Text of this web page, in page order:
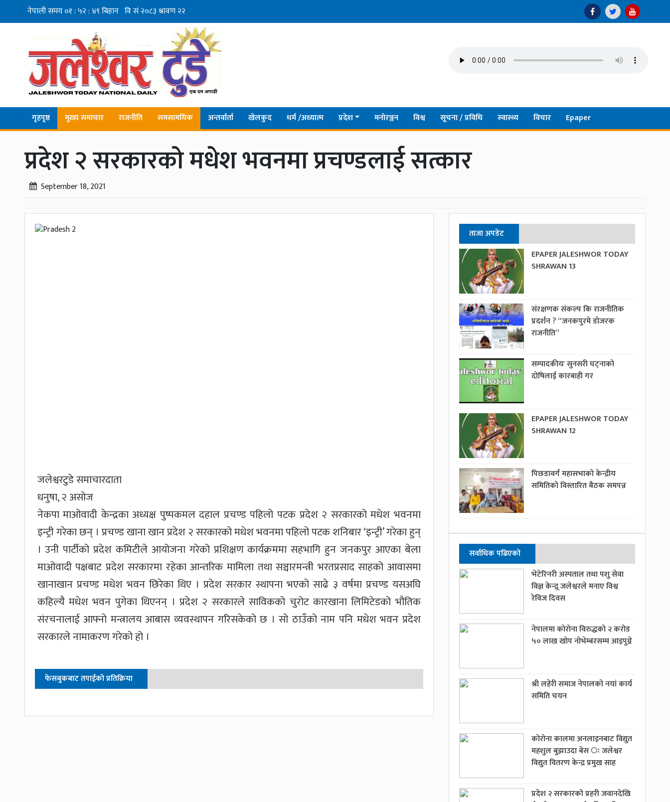
गृहपृष्ठ मुख्य समाचार राजनीति समसामयिक अन्तर्वार्ता खेलकुद धर्म /अध्यात्म प्रदेश मनोरञ्जन विश्व सूचना / प्रविधि स्वास्थ्य विचार Epaper
प्रदेश २ सरकारको मधेश भवनमा प्रचण्डलाई सत्कार
September 18, 2021
जलेश्वरटुडे समाचारदाता
धनुषा, २ असोज
नेकपा माओवादी केन्द्रका अध्यक्ष पुष्पकमल दहाल प्रचण्ड पहिलो पटक प्रदेश २ सरकारको मधेश भवनमा
इन्ट्री गरेका छन् । प्रचण्ड खाना खान प्रदेश २ सरकारको मधेश भवनमा पहिलो पटक शनिबार ‘इन्ट्री’ गरेका हुन्
। उनी पार्टीको प्रदेश कमिटीले आयोजना गरेको प्रशिक्षण कार्यक्रममा सहभागि हुन जनकपुर आएका बेला
माओवादी पक्षबाट प्रदेश सरकारमा रहेका आन्तरिक मामिला तथा सञ्चारमन्त्री भरतप्रसाद साहको आवासमा
खानाखान प्रचण्ड मधेश भवन छिरेका थिए । प्रदेश सरकार स्थापना भएको साढे ३ वर्षमा प्रचण्ड यसअघि
कहिल्यै मधेश भवन पुगेका थिएनन् । प्रदेश २ सरकारले साविकको चुरोट कारखाना लिमिटेडको भौतिक
संरचनालाई आफ्नो मन्त्रालय आबास व्यवस्थापन गरिसकेको छ । सो ठाउँको नाम पनि मधेश भवन प्रदेश
सरकारले नामाकरण गरेको हो ।
फेसबुकबाट तपाईको प्रतिक्रिया
ताजा अपडेट
EPAPER JALESHWOR TODAY
SHRAWAN 13
संरक्षणक संकल्प कि राजनीतिक
प्रदर्शन ? “जनकपुरमे डोजरक
राजनीति”
सम्पादकीयः सुनसरी घट्नाको
दोषिलाई कारबाही गर
EPAPER JALESHWOR TODAY
SHRAWAN 12
पिछडावर्ग महासभाको केन्द्रीय
समितिको विस्तारित बैठक समपन्न
सर्वाधिक पढिएको
भेटेरिनरी अस्पताल तथा पशु सेवा
विज्ञ केन्द्र्र जलेश्वरले मनाए विश्व
रेविज दिवस
नेपालमा कोरोना विरुद्धको २ करोड
५० लाख खोप नोभेम्बरसम्म आइपुग्ने
श्री लहेरी समाज नेपालको नयां कार्य
समिति चयन
कोरोना कालमा अनलाइनबाट विद्युत
महशुल बुझाउदा बेस ः जलेश्वर
विद्युत वितरण केन्द्र प्रमुख साह
प्रदेश २ सरकारको प्रहरी जवानदेखि